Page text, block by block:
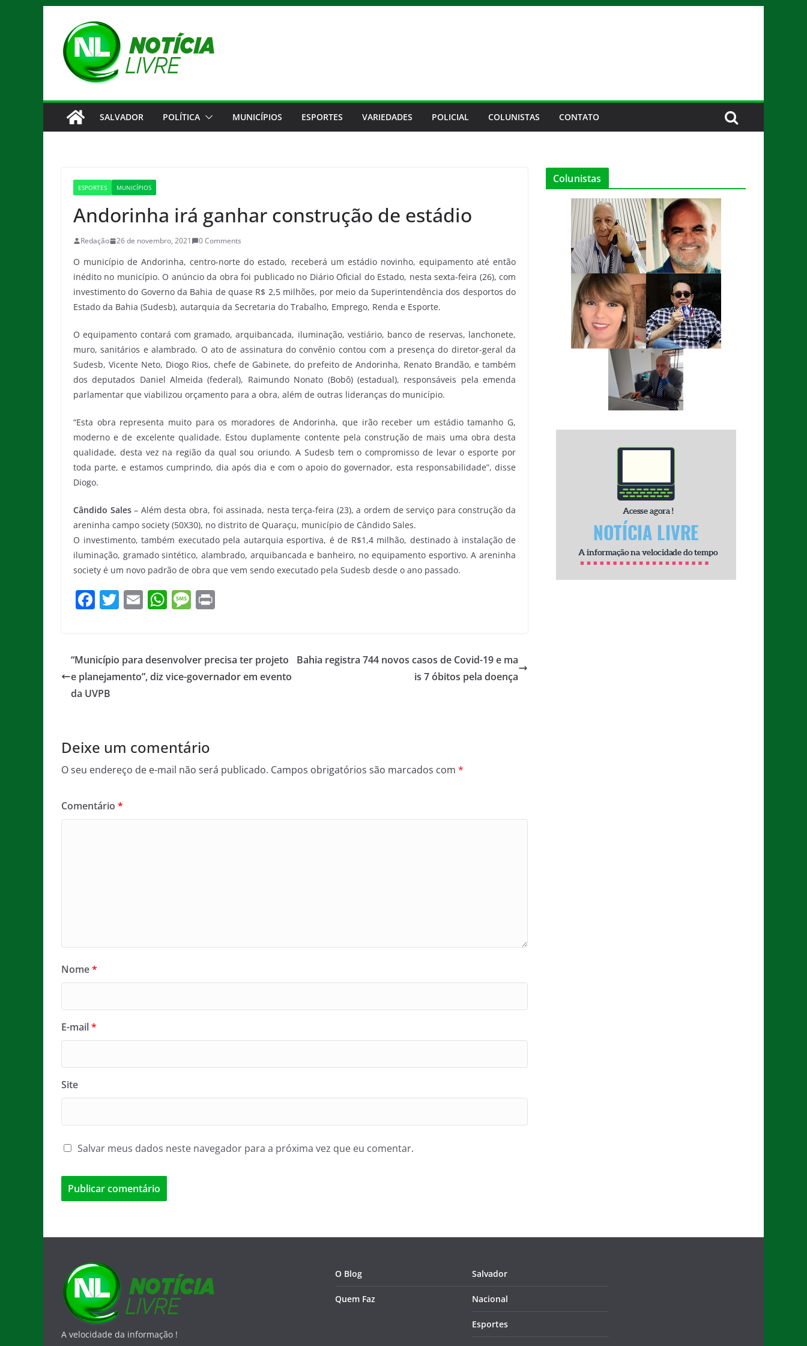
conteúdo
SALVADOR POLÍTICA MUNICÍPIOS ESPORTES VARIEDADES POLICIAL COLUNISTAS CONTATO
ESPORTES MUNICÍPIOS
Andorinha irá ganhar construção de estádio
Redação 26 de novembro, 2021 0 Comments
O município de Andorinha, centro-norte do estado, receberá um estádio novinho, equipamento até então
inédito no município. O anúncio da obra foi publicado no Diário Oficial do Estado, nesta sexta-feira (26), com
investimento do Governo da Bahia de quase R$ 2,5 milhões, por meio da Superintendência dos desportos do
Estado da Bahia (Sudesb), autarquia da Secretaria do Trabalho, Emprego, Renda e Esporte.
O equipamento contará com gramado, arquibancada, iluminação, vestiário, banco de reservas, lanchonete,
muro, sanitários e alambrado. O ato de assinatura do convênio contou com a presença do diretor-geral da
Sudesb, Vicente Neto, Diogo Rios, chefe de Gabinete, do prefeito de Andorinha, Renato Brandão, e também
dos deputados Daniel Almeida (federal), Raimundo Nonato (Bobô) (estadual), responsáveis pela emenda
parlamentar que viabilizou orçamento para a obra, além de outras lideranças do município.
“Esta obra representa muito para os moradores de Andorinha, que irão receber um estádio tamanho G,
moderno e de excelente qualidade. Estou duplamente contente pela construção de mais uma obra desta
qualidade, desta vez na região da qual sou oriundo. A Sudesb tem o compromisso de levar o esporte por
toda parte, e estamos cumprindo, dia após dia e com o apoio do governador, esta responsabilidade”, disse
Diogo.
Cândido Sales– Além desta obra, foi assinada, nesta terça-feira (23), a ordem de serviço para construção da
areninha campo society (50X30), no distrito de Quaraçu, município de Cândido Sales.
O investimento, também executado pela autarquia esportiva, é de R$1,4 milhão, destinado à instalação de
iluminação, gramado sintético, alambrado, arquibancada e banheiro, no equipamento esportivo. A areninha
society é um novo padrão de obra que vem sendo executado pela Sudesb desde o ano passado.
F
e
b
o
T
er
E
l
W
s
A
M
a
g
“Município para desenvolver precisa ter projeto
e planejamento”, diz vice-governador em evento
da UVPB
Bahia registra 744 novos casos de Covid-19 e ma
is 7 óbitos pela doença
Deixe um comentário
O seu endereço de e-mail não será publicado. Campos obrigatórios são marcados com *
Comentário *
Nome*
E-mail*
Site
Salvar meus dados neste navegador para a próxima vez que eu comentar.
Colunistas
A velocidade da informação !
O Blog
Quem Faz
Salvador
Nacional
Esportes